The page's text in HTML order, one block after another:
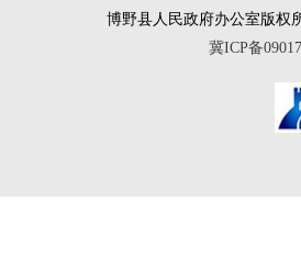
博野县人民政府办公室版权
冀ICP备